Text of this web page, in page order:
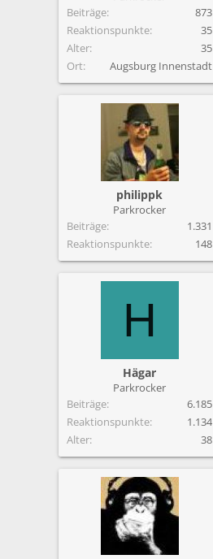
Beiträge
873
Reaktionspunkte
35
Alter
35
Ort
Augsburg Innenstadt
philippk
Parkrocker
Beiträge
1.331
Reaktionspunkte
148
H
Hägar
Parkrocker
Beiträge
6.185
Reaktionspunkte
1.134
Alter
38